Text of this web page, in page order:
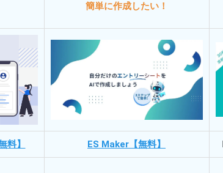
簡単に作成したい！
料】 ES Maker【無料】